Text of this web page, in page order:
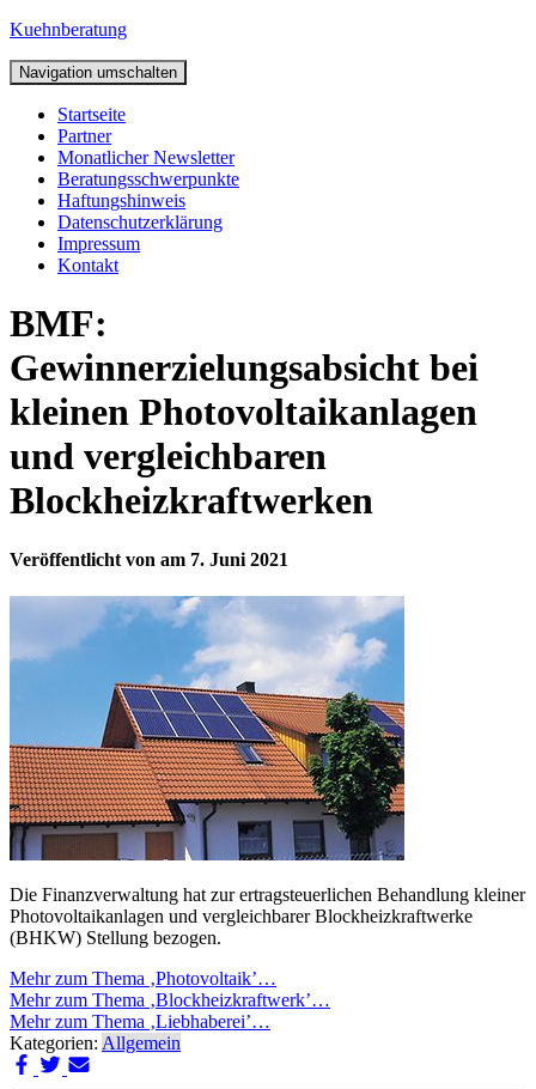
Kuehnberatung
Navigation umschalten
Startseite
Partner
Monatlicher Newsletter
Beratungsschwerpunkte
Haftungshinweis
Datenschutzerklärung
Impressum
Kontakt
BMF:
Gewinnerzielungsabsicht bei
kleinen Photovoltaikanlagen
und vergleichbaren
Blockheizkraftwerken
Veröffentlicht von am 7. Juni 2021
Die Finanzverwaltung hat zur ertragsteuerlichen Behandlung kleiner
Photovoltaikanlagen und vergleichbarer Blockheizkraftwerke
(BHKW) Stellung bezogen.
Mehr zum Thema ‚Photovoltaik’…
Mehr zum Thema ‚Blockheizkraftwerk’…
Mehr zum Thema ‚Liebhaberei’…
Kategorien: Allgemein